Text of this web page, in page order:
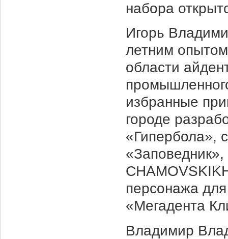
набора
Игорь
летним
области
избранные
городе
«Гипербола»,
персонажа для
«Мегадента
Владимир